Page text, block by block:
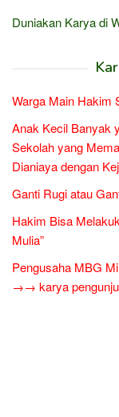
Duniakan Karya di
Warga Main Hakim
Anak Kecil Banyak
Sekolah yang
Dianiaya dengan
Ganti Rugi atau
Hakim Bisa
Mulia”
Pengusaha MBG
→→ karya